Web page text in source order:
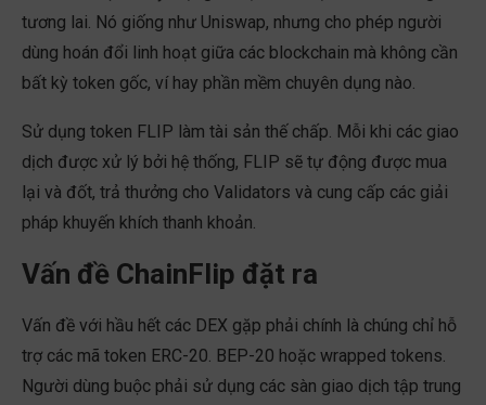
tương lai. Nó giống như Uniswap, nhưng cho phép người
dùng hoán đổi linh hoạt giữa các blockchain mà không cần
bất kỳ token gốc, ví hay phần mềm chuyên dụng nào.
Sử dụng token FLIP làm tài sản thế chấp. Mỗi khi các giao
dịch được xử lý bởi hệ thống, FLIP sẽ tự động được mua
lại và đốt, trả thưởng cho Validators và cung cấp các giải
pháp khuyến khích thanh khoản.
Vấn đề ChainFlip đặt ra
Vấn đề với hầu hết các DEX gặp phải chính là chúng chỉ hỗ
trợ các mã token ERC-20. BEP-20 hoặc wrapped tokens.
Người dùng buộc phải sử dụng các sàn giao dịch tập trung